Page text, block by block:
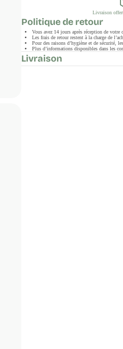
Livraison
Politique de retour
Vous avez 14 jours après réception de votre
Les frais de retour restent à la charge de
Pour des raisons d’hygiène et de sécurité,
Plus d’informations disponibles dans les
Livraison